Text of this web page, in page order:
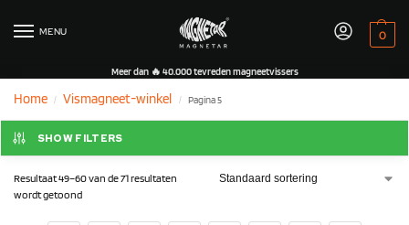
MENU 0
Meer dan 🔥 40.000 tevreden magneetvissers
Home / Vismagneet-winkel / Pagina 5
SHOW FILTERS
Resultaat 49–60 van de 71 resultaten
wordt getoond